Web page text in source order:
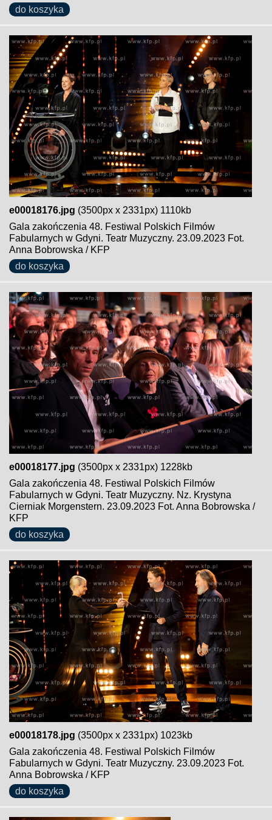
do koszyka
e00018176.jpg (3500px x 2331px) 1110kb
Gala zakończenia 48. Festiwal Polskich Filmów
Fabularnych w Gdyni. Teatr Muzyczny. 23.09.2023 Fot.
Anna Bobrowska / KFP
do koszyka
e00018177.jpg (3500px x 2331px) 1228kb
Gala zakończenia 48. Festiwal Polskich Filmów
Fabularnych w Gdyni. Teatr Muzyczny. Nz. Krystyna
Cierniak Morgenstern. 23.09.2023 Fot. Anna Bobrowska /
KFP
do koszyka
e00018178.jpg (3500px x 2331px) 1023kb
Gala zakończenia 48. Festiwal Polskich Filmów
Fabularnych w Gdyni. Teatr Muzyczny. 23.09.2023 Fot.
Anna Bobrowska / KFP
do koszyka